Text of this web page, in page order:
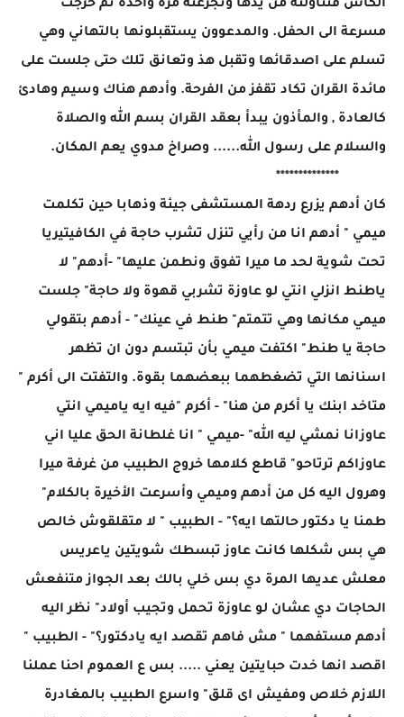
الكأس فتناولته من يدها وتجرعته مرة واحدة ثم خرجت
مسرعة الى الحفل. والمدعوون يستقبلونها بالتهاني وهي
تسلم على اصدقائها وتقبل هذ وتعانق تلك حتى جلست على
مائدة القران تكاد تقفز من الفرحة. وأدهم هناك وسيم وهادئ
كالعادة , والمأذون يبدأ بعقد القران بسم الله والصلاة
والسلام على رسول الله...... وصراخ مدوي يعم المكان.
**************
كان أدهم يزرع ردهة المستشفى جيئة وذهابا حين تكلمت
ميمي " أدهم انا من رأيي تنزل تشرب حاجة في الكافيتيريا
تحت شوية لحد ما ميرا تفوق ونطمن عليها" -أدهم" لا
ياطنط انزلي انتي لو عاوزة تشربي قهوة ولا حاجة" جلست
ميمي مكانها وهي تتمتم" طنط في عينك" - أدهم بتقولي
حاجة يا طنط" اكتفت ميمي بأن تبتسم دون ان تظهر
اسنانها التي تضغطهما ببعضهما بقوة. والتفتت الى أكرم "
متاخد ابنك يا أكرم من هنا" - أكرم "فيه ايه ياميمي انتي
عاوزانا نمشي ليه الله" -ميمي " انا غلطانة الحق عليا اني
عاوزاكم ترتاحو" قاطع كلامها خروج الطبيب من غرفة ميرا
وهرول اليه كل من أدهم وميمي وأسرعت الأخيرة بالكلام"
طمنا يا دكتور حالتها ايه؟" - الطبيب " لا متقلقوش خالص
هي بس شكلها كانت عاوز تبسطك شويتين ياعريس
معلش عديها المرة دي بس خلي بالك بعد الجواز متنفعش
الحاجات دي عشان لو عاوزة تحمل وتجيب أولاد" نظر اليه
أدهم مستفهما " مش فاهم تقصد ايه يادكتور؟" - الطبيب "
اقصد انها خدت حبايتين يعني ..... بس ع العموم احنا عملنا
اللازم خلاص ومفيش اى قلق" واسرع الطبيب بالمغادرة